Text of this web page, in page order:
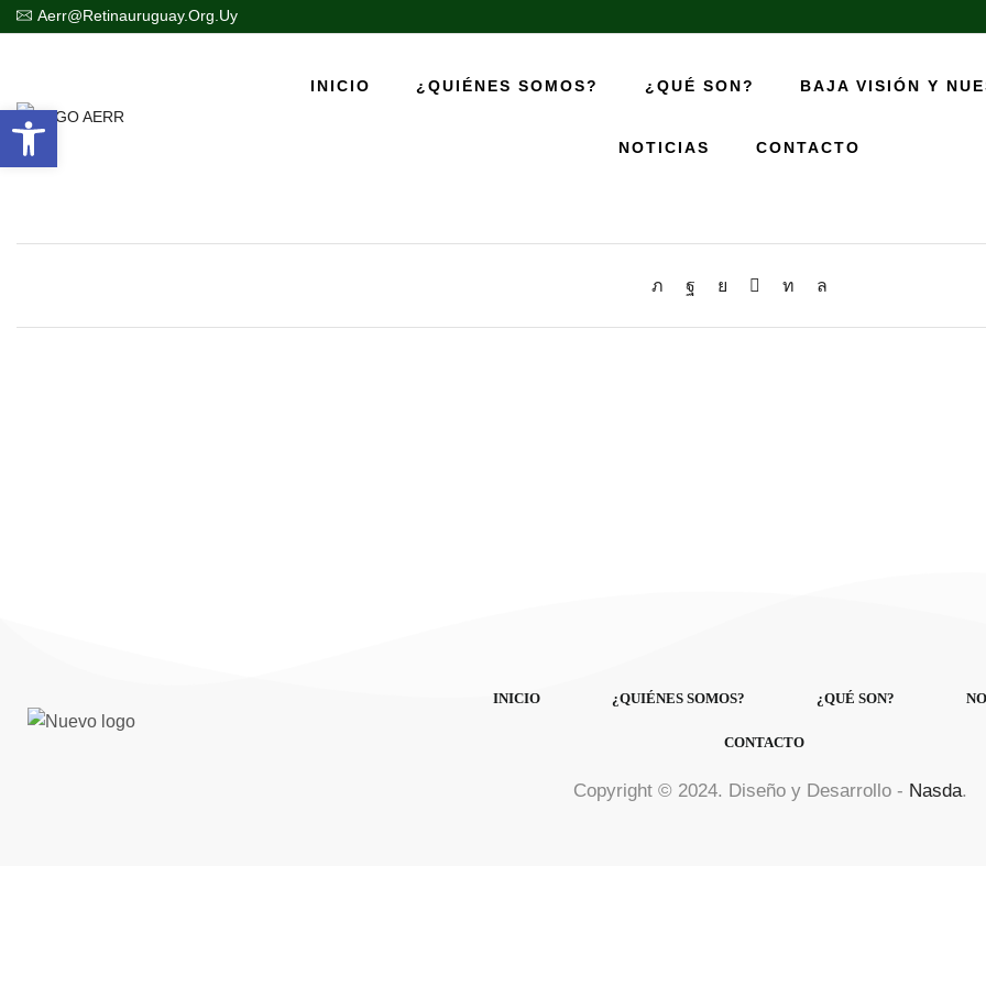
Aerr@retinauruguay.org.uy
INICIO ¿QUIÉNES SOMOS? ¿QUÉ SON? BAJA VISIÓN Y
NOTICIAS CONTACTO
Familia Dieste
INICIO ¿QUIÉNES SOMOS? ¿QUÉ SON?
CONTACTO
Copyright © 2024. Diseño y Desarrollo - Nasda.
Abrir barra de herramientas